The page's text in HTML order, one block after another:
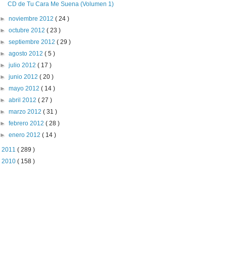
CD de Tu Cara Me Suena (Volumen 1)
►noviembre 2012( 24 )
►octubre 2012( 23 )
►septiembre 2012( 29 )
►agosto 2012( 5 )
►julio 2012( 17 )
►junio 2012( 20 )
►mayo 2012( 14 )
►abril 2012( 27 )
►marzo 2012( 31 )
►febrero 2012( 28 )
►enero 2012( 14 )
2011 ( 289 )
2010 ( 158 )